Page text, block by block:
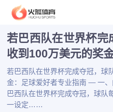
火狐体育首页
火狐全站APP下载
火狐体育APP下载
火狐体育动态
若巴西队在世界杯完
收到100万美元的奖
若巴西队在世界杯完成夺冠，球
金：足球爱好者专业指南 — 一
巴西队在世界杯完成夺冠，球队
一设定……